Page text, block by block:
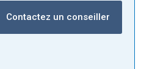
Contactez un conseiller